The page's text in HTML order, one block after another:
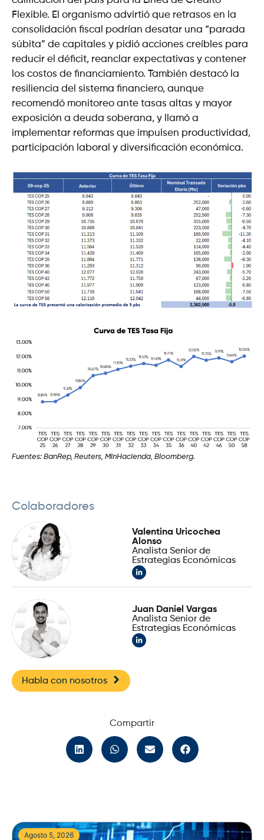
Flexible. El organismo advirtió que retrasos en la
consolidación fiscal podrían desatar una “parada
súbita” de capitales y pidió acciones creíbles para
reducir el déficit, reanclar expectativas y contener
los costos de financiamiento. También destacó la
resiliencia del sistema financiero, aunque
recomendó monitoreo ante tasas altas y mayor
exposición a deuda soberana, y llamó a
implementar reformas que impulsen productividad,
participación laboral y diversificación económica.
Fuentes: BanRep, Reuters, MinHacienda, Bloomberg.
Colaboradores
Valentina Uricochea
Alonso
Analista Senior de
Estrategias Económicas
Juan Daniel Vargas
Analista Senior de
Estrategias Económicas
Habla con nosotros
Compartir
Agosto 5, 2026